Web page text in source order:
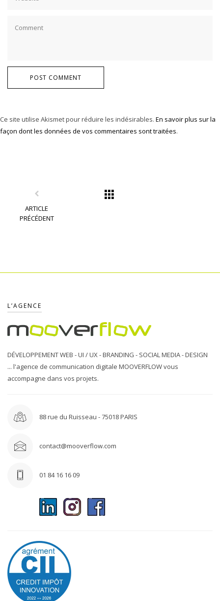
POST COMMENT
Ce site utilise Akismet pour réduire les indésirables. En savoir plus sur la
façon dont les données de vos commentaires sont traitées.
ARTICLE
PRÉCÉDENT
L’AGENCE
DÉVELOPPEMENT WEB - UI / UX - BRANDING - SOCIAL MEDIA - DESIGN
... l'agence de communication digitale MOOVERFLOW vous
accompagne dans vos projets.
88 rue du Ruisseau - 75018 PARIS
contact@mooverflow.com
01 84 16 16 09